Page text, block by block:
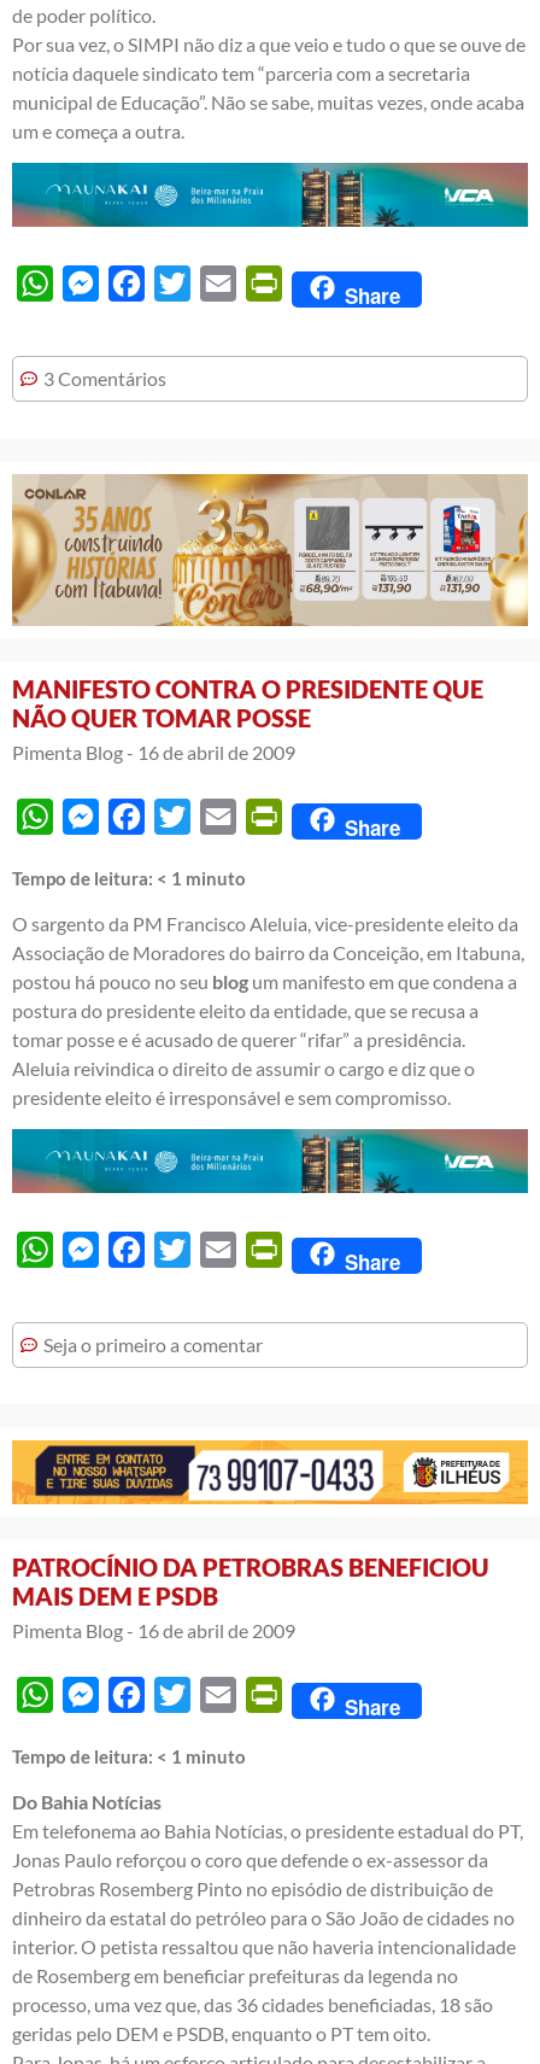
de poder político.
Por sua vez, o SIMPI não diz a que veio e tudo o que se ouve de
notícia daquele sindicato tem “parceria com a secretaria
municipal de Educação”. Não se sabe, muitas vezes, onde acaba
um e começa a outra.
WhatsAppMessengerFacebook
Twitter Email PrintFriendly
Share
3 Comentários
MANIFESTO CONTRA O PRESIDENTE QUE
NÃO QUER TOMAR POSSE
Pimenta Blog - 16 de abril de 2009
WhatsAppMessengerFacebook
Twitter Email PrintFriendly
Share
Tempo de leitura: < 1 minuto
O sargento da PM Francisco Aleluia, vice-presidente eleito da
Associação de Moradores do bairro da Conceição, em Itabuna,
postou há pouco no seu blog um manifesto em que condena a
postura do presidente eleito da entidade, que se recusa a
tomar posse e é acusado de querer “rifar” a presidência.
Aleluia reivindica o direito de assumir o cargo e diz que o
presidente eleito é irresponsável e sem compromisso.
WhatsAppMessengerFacebook
Twitter Email PrintFriendly
Share
Seja o primeiro a comentar
PATROCÍNIO DA PETROBRAS BENEFICIOU
MAIS DEM E PSDB
Pimenta Blog - 16 de abril de 2009
WhatsAppMessengerFacebook
Twitter Email PrintFriendly
Share
Tempo de leitura: < 1 minuto
Do Bahia Notícias
Em telefonema ao Bahia Notícias, o presidente estadual do PT,
Jonas Paulo reforçou o coro que defende o ex-assessor da
Petrobras Rosemberg Pinto no episódio de distribuição de
dinheiro da estatal do petróleo para o São João de cidades no
interior. O petista ressaltou que não haveria intencionalidade
de Rosemberg em beneficiar prefeituras da legenda no
processo, uma vez que, das 36 cidades beneficiadas, 18 são
geridas pelo DEM e PSDB, enquanto o PT tem oito.